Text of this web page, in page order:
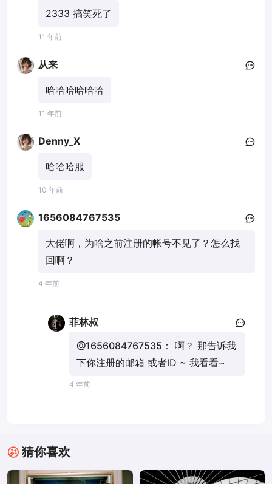
2333 搞笑死了
11 年前
从来
哈哈哈哈哈哈
11 年前
Denny_X
哈哈哈服
10 年前
1656084767535
大佬啊，为啥之前注册的帐号不见了？怎么找
回啊？
4 年前
菲林叔
@1656084767535： 啊？ 那告诉我
下你注册的邮箱 或者ID ~ 我看看~
4 年前
猜你喜欢